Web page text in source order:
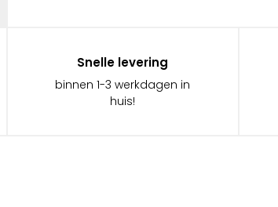
Snelle levering
binnen 1-3 werkdagen in
huis!